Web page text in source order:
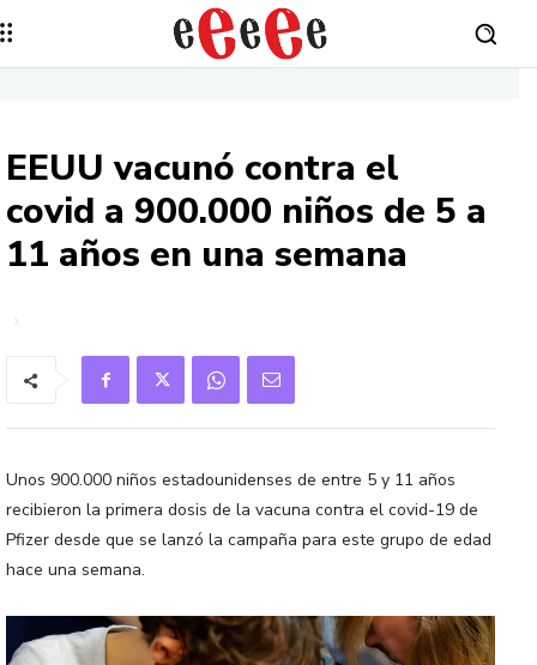
EEUU vacunó contra el
covid a 900.000 niños de 5 a
11 años en una semana
Unos 900.000 niños estadounidenses de entre 5 y 11 años
recibieron la primera dosis de la vacuna contra el covid-19 de
Pfizer desde que se lanzó la campaña para este grupo de edad
hace una semana.